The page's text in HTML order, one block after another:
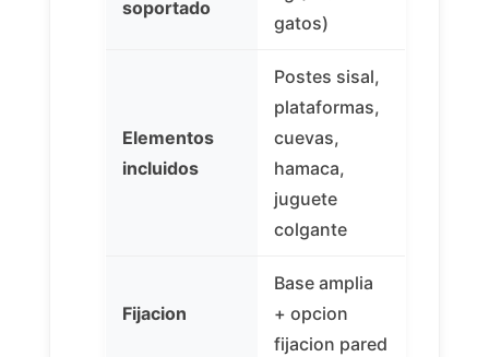
soportado
gatos)
Elementos
incluidos
Postes sisal,
plataformas,
cuevas,
hamaca,
juguete
colgante
Fijacion
Base amplia
+ opcion
fijacion pared